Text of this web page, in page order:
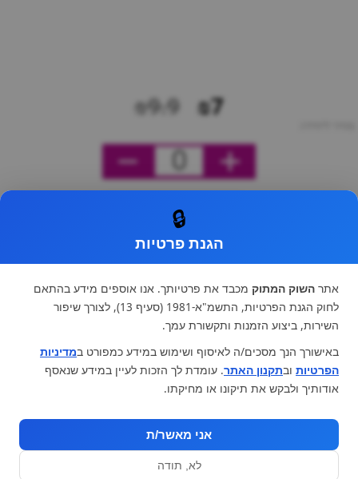
₪7
₪9.9
0
🔒
הגנת פרטיות
אתר השוק המתוק מכבד את פרטיותך. אנו אוספים מידע בהתאם
לחוק הגנת הפרטיות, התשמ"א-1981 (סעיף 13), לצורך שיפור
השירות, ביצוע הזמנות ותקשורת עמך.
באישורך הנך מסכים/ה לאיסוף ושימוש במידע כמפורט במדיניות
הפרטיות ובתקנון האתר. עומדת לך הזכות לעיין במידע שנאסף
אודותיך ולבקש את תיקונו או מחיקתו.
אני מאשר/ת
לא, תודה